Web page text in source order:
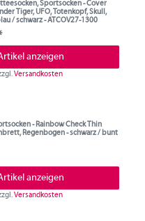
Sportsocken - Cover
Tiger, UFO, Totenkopf, Skull,
/ schwarz - ATCOV27-1300
anzeigen
Versandkosten
- Rainbow Check Thin
Regenbogen - schwarz / bunt
anzeigen
Versandkosten